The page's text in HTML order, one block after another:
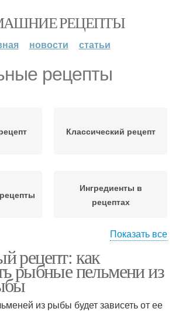
РЕЦЕПТЫ
новости статьи
рецепты
Классический рецепт
Ингредиенты в
рецептах
фото
Показать все
рецепт: как
рыбные пельмени из
из рыбы будет зависеть от ее